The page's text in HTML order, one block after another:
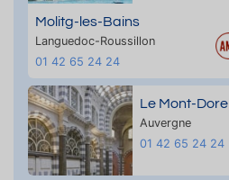
Molitg-les-Bains
Languedoc-Roussillon
01 42 65 24 24
Le Mont-Dore
Auvergne
01 42 65 24 24